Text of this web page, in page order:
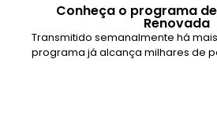
Conheça o programa
Renovada
Transmitido semanalmente há
programa já alcança milhares de